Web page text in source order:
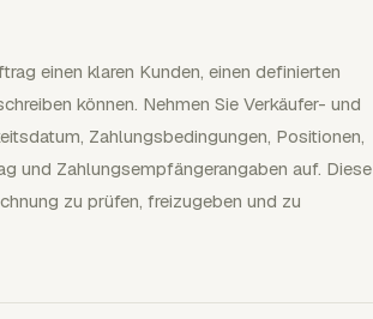
einen klaren Kunden, einen definierten
können. Nehmen Sie Verkäufer- und
Zahlungsbedingungen, Positionen,
und Zahlungsempfängerangaben auf. Diese
zu prüfen, freizugeben und zu